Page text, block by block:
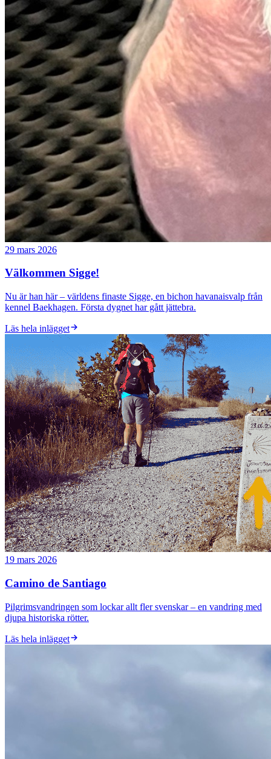
29 mars 2026
Välkommen Sigge!
Nu är han här – världens finaste Sigge, en bichon havanaisvalp från
kennel Baekhagen. Första dygnet har gått jättebra.
Läs hela inlägget
19 mars 2026
Camino de Santiago
Pilgrimsvandringen som lockar allt fler svenskar – en vandring med
djupa historiska rötter.
Läs hela inlägget